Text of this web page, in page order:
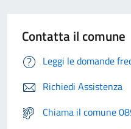
Contatta il comune
Leggi le domande
Richiedi Assistenza
Chiama il comune